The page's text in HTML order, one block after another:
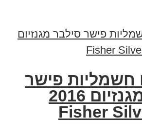
חשמליות פישר
סילבר מגנזיום 2016
Fisher